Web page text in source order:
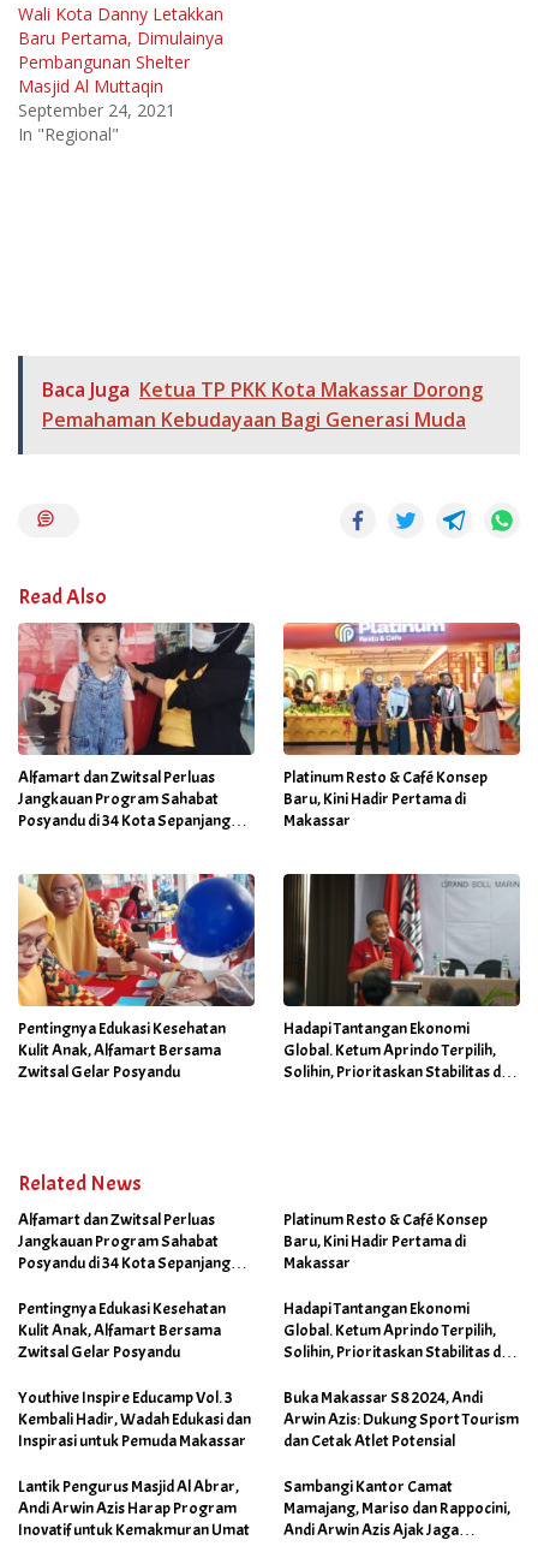
Wali Kota Danny Letakkan
Baru Pertama, Dimulainya
Pembangunan Shelter
Masjid Al Muttaqin
September 24, 2021
In "Regional"
Baca Juga Ketua TP PKK Kota Makassar Dorong
Pemahaman Kebudayaan Bagi Generasi Muda
Read Also
Alfamart dan Zwitsal Perluas
Jangkauan Program Sahabat
Posyandu di 34 Kota Sepanjang
Platinum Resto & Café Konsep
Baru, Kini Hadir Pertama di
Makassar
Pentingnya Edukasi Kesehatan
Kulit Anak, Alfamart Bersama
Zwitsal Gelar Posyandu
Hadapi Tantangan Ekonomi
Global. Ketum Aprindo Terpilih,
Solihin, Prioritaskan Stabilitas dan
Related News
Alfamart dan Zwitsal Perluas
Jangkauan Program Sahabat
Posyandu di 34 Kota Sepanjang
Platinum Resto & Café Konsep
Baru, Kini Hadir Pertama di
Makassar
Pentingnya Edukasi Kesehatan
Kulit Anak, Alfamart Bersama
Zwitsal Gelar Posyandu
Hadapi Tantangan Ekonomi
Global. Ketum Aprindo Terpilih,
Solihin, Prioritaskan Stabilitas dan
Youthive Inspire Educamp Vol. 3
Kembali Hadir, Wadah Edukasi dan
Inspirasi untuk Pemuda Makassar
Buka Makassar S8 2024, Andi
Arwin Azis: Dukung Sport Tourism
dan Cetak Atlet Potensial
Lantik Pengurus Masjid Al Abrar,
Andi Arwin Azis Harap Program
Inovatif untuk Kemakmuran Umat
Sambangi Kantor Camat
Mamajang, Mariso dan Rappocini,
Andi Arwin Azis Ajak Jaga